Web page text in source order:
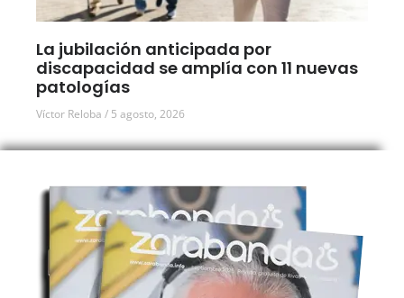
La jubilación anticipada por
discapacidad se amplía con 11 nuevas
patologías
Víctor Reloba 5 agosto, 2026